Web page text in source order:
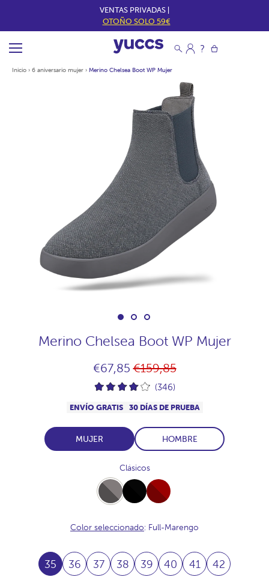
VENTAS PRIVADAS |
OTOÑO SOLO 59€
Inicio › 6 aniversario mujer › Merino Chelsea Boot WP Mujer
Merino Chelsea Boot WP Mujer
€67,85Precio
habitual
€159,85
(346)
ENVÍO GRATIS 30 DÍAS DE PRUEBA
MUJER HOMBRE
Clásicos
Full-
Marengo
Full-
Black
Full-
Burdeos
Color seleccionado: Full-Marengo
35 36 37 38 39 40 41 42